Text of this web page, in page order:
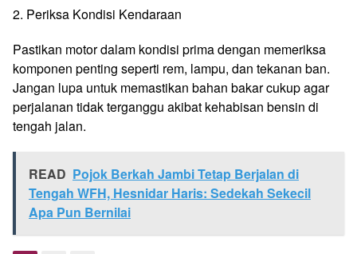
2. Periksa Kondisi Kendaraan
Pastikan motor dalam kondisi prima dengan memeriksa
komponen penting seperti rem, lampu, dan tekanan ban.
Jangan lupa untuk memastikan bahan bakar cukup agar
perjalanan tidak terganggu akibat kehabisan bensin di
tengah jalan.
READ Pojok Berkah Jambi Tetap Berjalan di
Tengah WFH, Hesnidar Haris: Sedekah Sekecil
Apa Pun Bernilai